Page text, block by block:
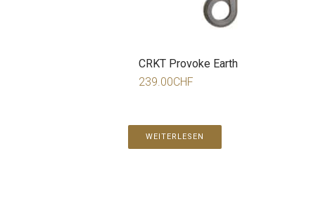
CRKT Provoke Earth
239.00CHF
WEITERLESEN